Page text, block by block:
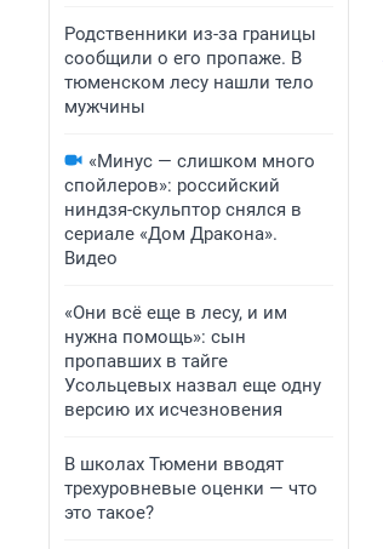
Родственники из-за границы
сообщили о его пропаже. В
тюменском лесу нашли тело
мужчины
«Минус — слишком много
спойлеров»: российский
ниндзя-скульптор снялся в
сериале «Дом Дракона».
Видео
«Они всё еще в лесу, и им
нужна помощь»: сын
пропавших в тайге
Усольцевых назвал еще одну
версию их исчезновения
В школах Тюмени вводят
трехуровневые оценки — что
это такое?